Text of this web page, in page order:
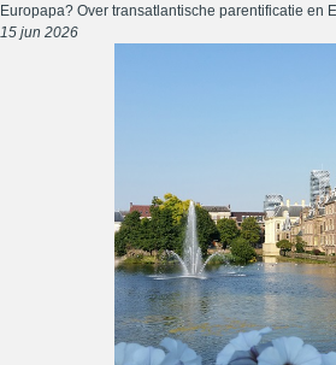
Europapa? Over transatlantische parentificatie en
15 jun 2026